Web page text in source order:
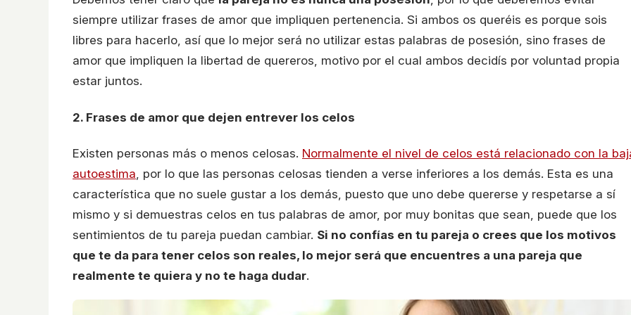
siempre utilizar frases de amor que impliquen pertenencia. Si ambos os queréis es porque sois
libres para hacerlo, así que lo mejor será no utilizar estas palabras de posesión, sino frases de
amor que impliquen la libertad de quereros, motivo por el cual ambos decidís por voluntad propia
estar juntos.
2. Frases de amor que dejen entrever los celos
Existen personas más o menos celosas. Normalmente el nivel de celos está relacionado con la
autoestima, por lo que las personas celosas tienden a verse inferiores a los demás. Esta es una
característica que no suele gustar a los demás, puesto que uno debe quererse y respetarse a sí
mismo y si demuestras celos en tus palabras de amor, por muy bonitas que sean, puede que los
sentimientos de tu pareja puedan cambiar. Si no confías en tu pareja o crees que los motivos
que te da para tener celos son reales, lo mejor será que encuentres a una pareja que
realmente te quiera y no te haga dudar.